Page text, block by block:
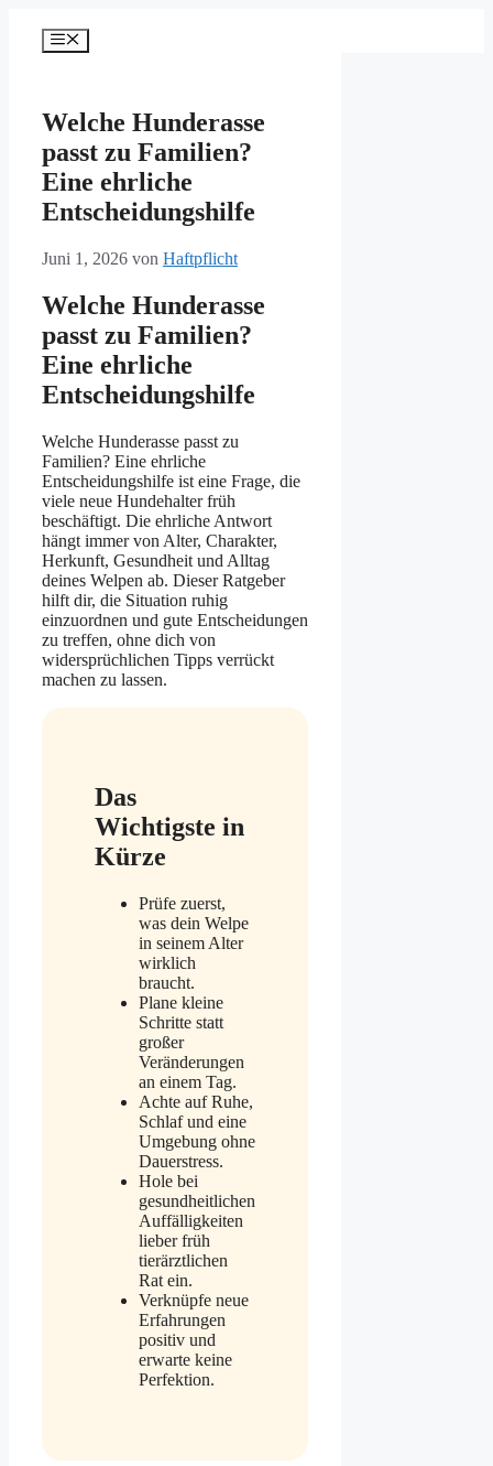
Inhalt
springen
Menü
Welche Hunderasse
passt zu Familien?
Eine ehrliche
Entscheidungshilfe
Juni 1, 2026 von Haftpflicht
Welche Hunderasse
passt zu Familien?
Eine ehrliche
Entscheidungshilfe
Welche Hunderasse passt zu
Familien? Eine ehrliche
Entscheidungshilfe ist eine Frage, die
viele neue Hundehalter früh
beschäftigt. Die ehrliche Antwort
hängt immer von Alter, Charakter,
Herkunft, Gesundheit und Alltag
deines Welpen ab. Dieser Ratgeber
hilft dir, die Situation ruhig
einzuordnen und gute Entscheidungen
zu treffen, ohne dich von
widersprüchlichen Tipps verrückt
machen zu lassen.
Das
Wichtigste in
Kürze
Prüfe zuerst,
was dein Welpe
in seinem Alter
wirklich
braucht.
Plane kleine
Schritte statt
großer
Veränderungen
an einem Tag.
Achte auf Ruhe,
Schlaf und eine
Umgebung ohne
Dauerstress.
Hole bei
gesundheitlichen
Auffälligkeiten
lieber früh
tierärztlichen
Rat ein.
Verknüpfe neue
Erfahrungen
positiv und
erwarte keine
Perfektion.